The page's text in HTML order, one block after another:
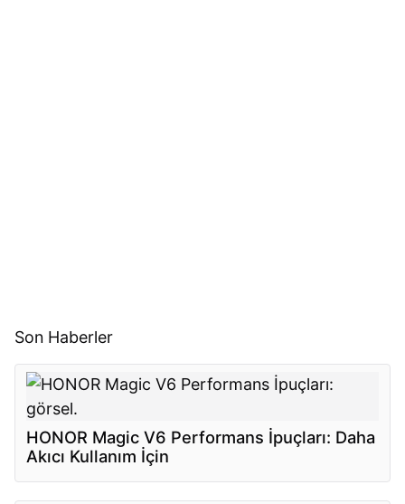
Son Haberler
HONOR Magic V6 Performans İpuçları: Daha
Akıcı Kullanım İçin